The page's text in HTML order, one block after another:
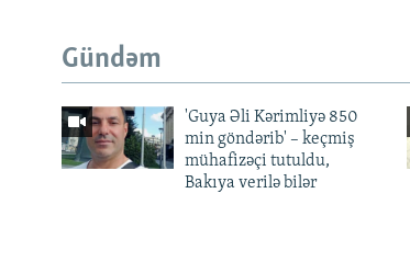
Gündəm
'Guya Əli Kərimliyə 850
min göndərib' – keçmiş
mühafizəçi tutuldu,
Bakıya verilə bilər